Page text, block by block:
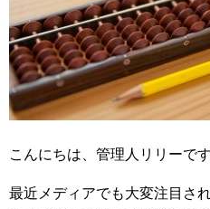
こんにちは、管理人リリーです
最近メディアでも大変注目さ